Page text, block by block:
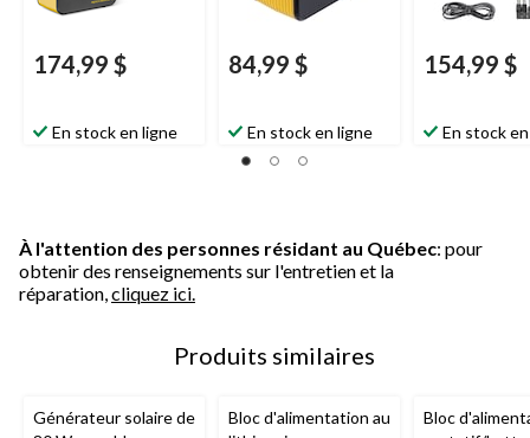
174,99 $
En stock en ligne
84,99 $
En stock en ligne
154,99 $
En stock
À l'attention des personnes résidant au Québec: pour
obtenir des renseignements sur l'entretien et la
réparation, cliquez ici.
Produits similaires
Générateur solaire de
Bloc d'alimentation au
Bloc